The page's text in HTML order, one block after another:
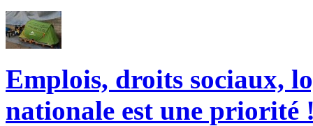
Emplois, droits sociaux,
nationale est une priorité